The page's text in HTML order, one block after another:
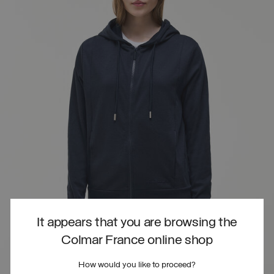
It appears that you are browsing the
Colmar France online shop
How would you like to proceed?